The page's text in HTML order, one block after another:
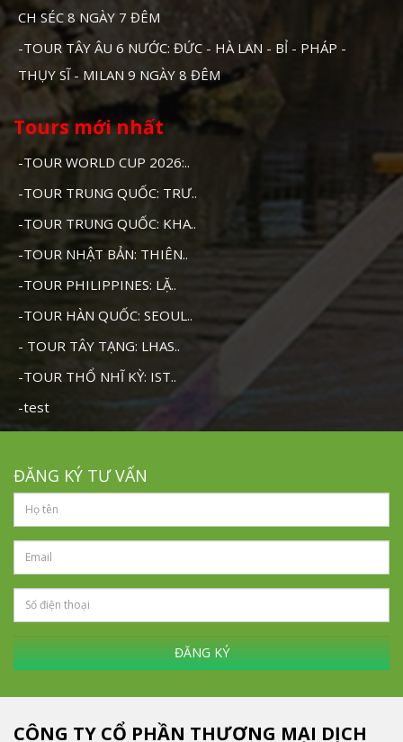
CH SÉC 8 NGÀY 7 ĐÊM
-TOUR TÂY ÂU 6 NƯỚC: ĐỨC - HÀ LAN - BỈ - PHÁP -
THỤY SĨ - MILAN 9 NGÀY 8 ĐÊM
Tours mới nhất
-TOUR WORLD CUP 2026:..
-TOUR TRUNG QUỐC: TRƯ..
-TOUR TRUNG QUỐC: KHA..
-TOUR NHẬT BẢN: THIÊN..
-TOUR PHILIPPINES: LẶ..
-TOUR HÀN QUỐC: SEOUL..
- TOUR TÂY TẠNG: LHAS..
-TOUR THỔ NHĨ KỲ: IST..
-test
ĐĂNG KÝ TƯ VẤN
ĐĂNG KÝ
CÔNG TY CỔ PHẦN THƯƠNG MẠI DỊCH